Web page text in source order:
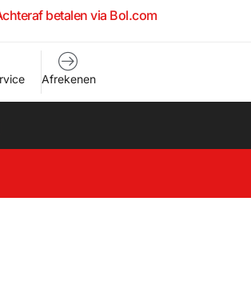
betalen via Bol.com
Afrekenen